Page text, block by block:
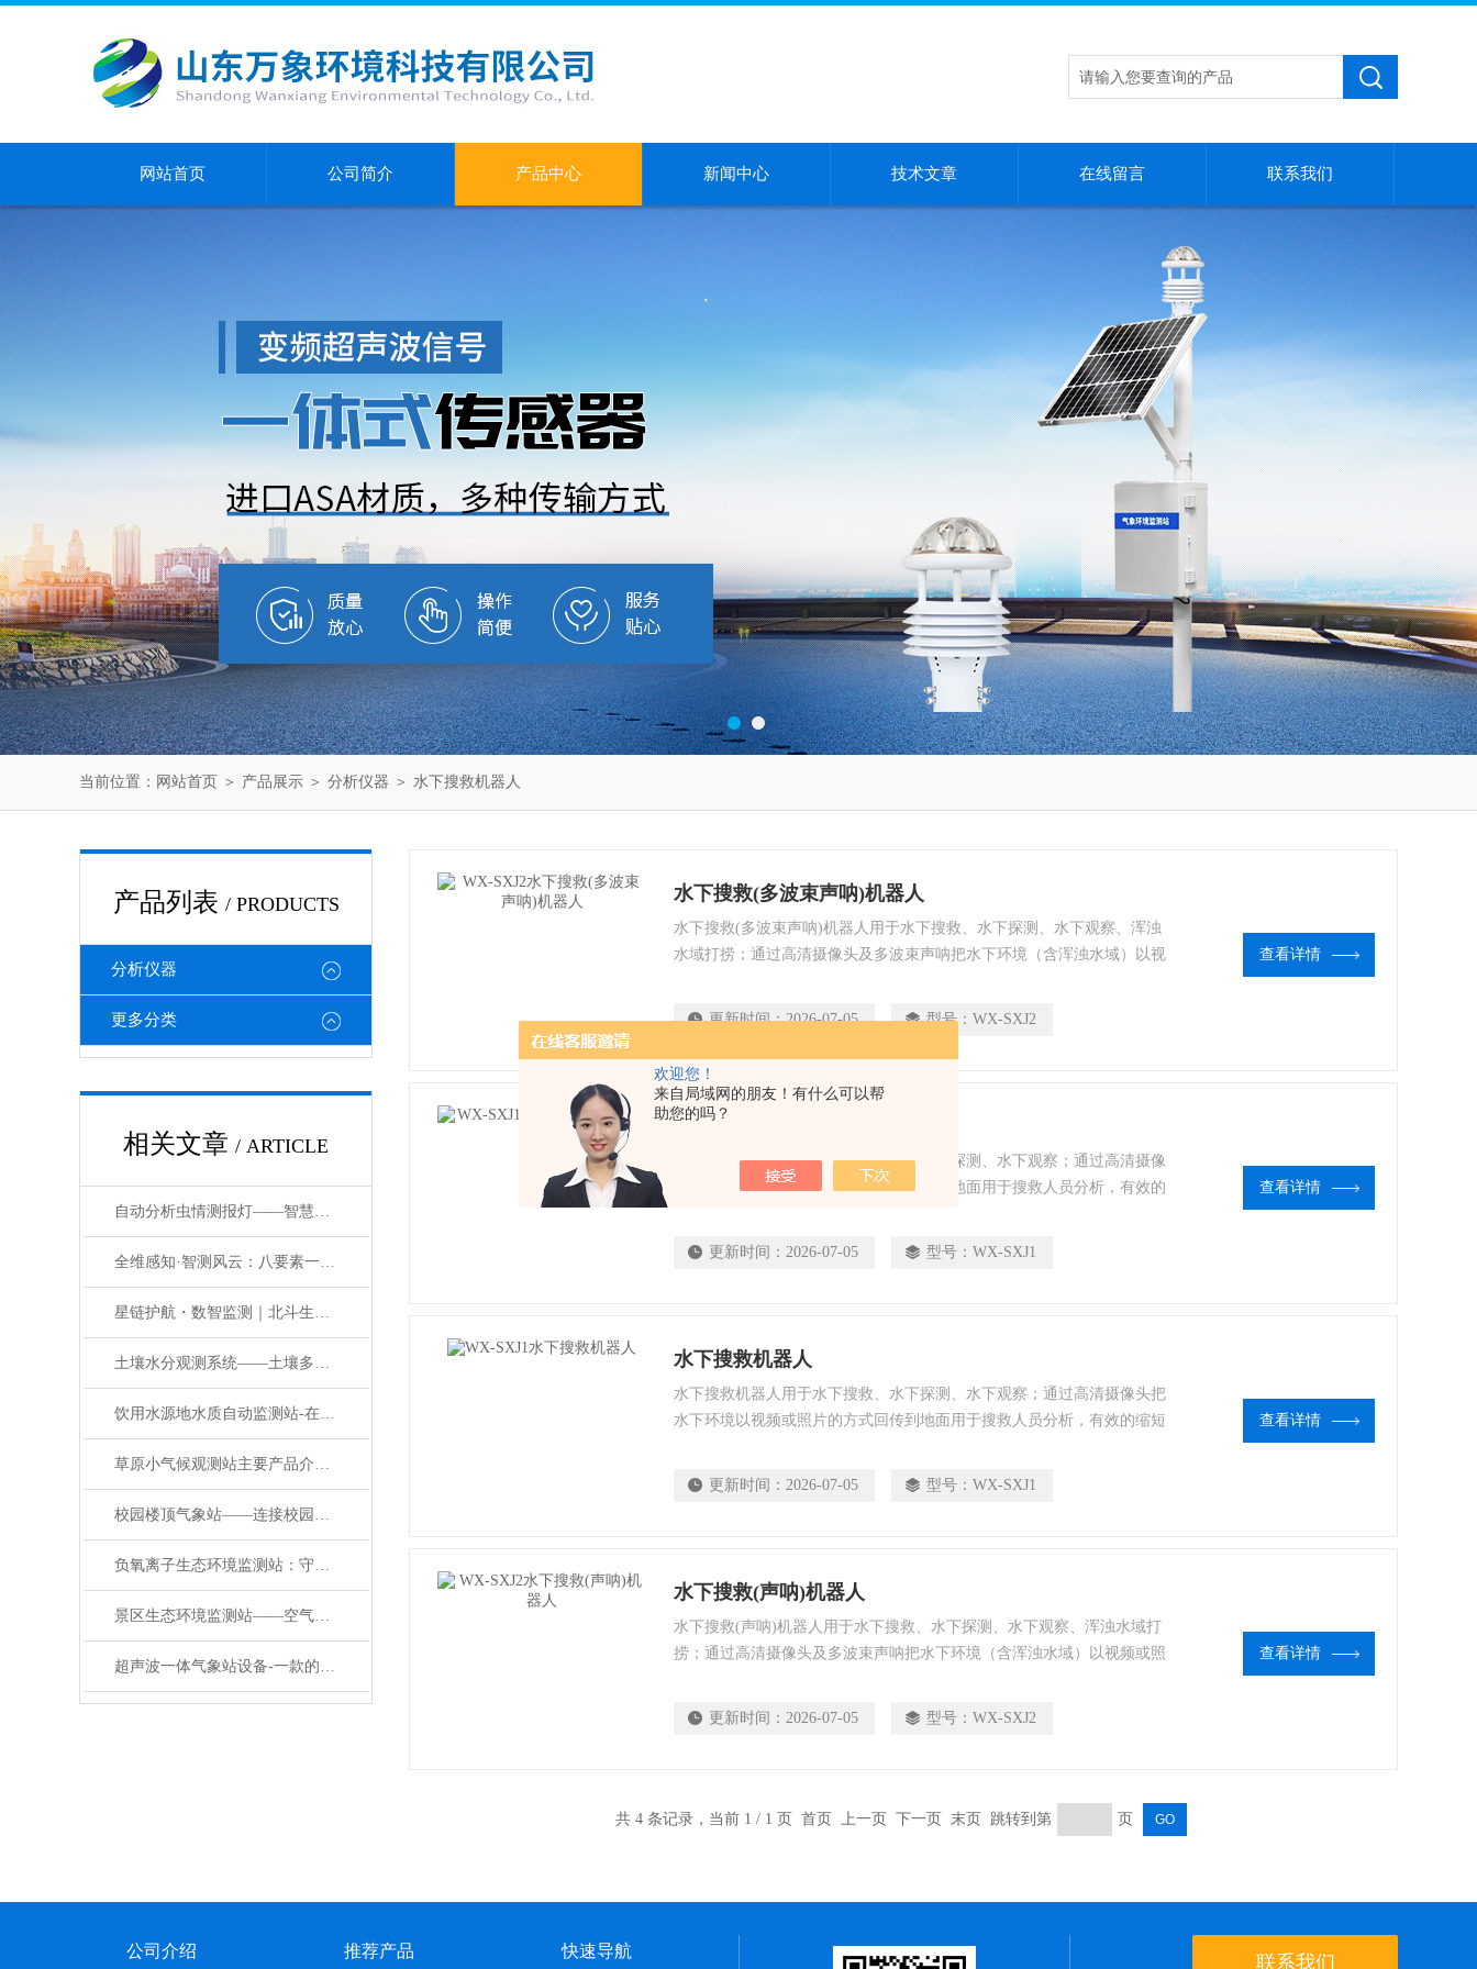
欢迎您！
来自局域网的朋友！有什么可以帮
助您的吗？
网站首页 公司简介 产品中心 新闻中心 技术文章 在线留言 联系我们
当前位置： 网站首页 ＞ 产品展示 ＞ 分析仪器 ＞ 水下搜救机器人
产品列表 / PRODUCTS
分析仪器
更多分类
相关文章 / ARTICLE
自动分析虫情测报灯——智慧虫情测报系统的实时数据传输机制
全维感知·智测风云：八要素一体式气象观测设备的硬核实力
星链护航・数智监测｜北斗生态自动化气象监测设备领导气象感知新变革
土壤水分观测系统——土壤多参数自动监测站：农田里的 “智能数据小站”
饮用水源地水质自动监测站-在线水质监测设备系统2025已更新‍
草原小气候观测站主要产品介绍，有哪些特点？
校园楼顶气象站——连接校园与社会桥梁的科普校园气象站系统#2024顺丰包邮
负氧离子生态环境监测站：守护空气品质的“隐形哨兵”
景区生态环境监测站——空气质量一目了然！一体化负氧离子监测站让您更安心
超声波一体气象站设备-一款的四平八稳的超声波气象站生产厂家#2023已更新
水下搜救(多波束声呐)机器人
水下搜救(多波束声呐)机器人用于水下搜救、水下探测、水下观察、浑浊
水域打捞；通过高清摄像头及多波束声呐把水下环境（含浑浊水域）以视
高搜救成功率；适用于大海、水库、江河、湖泊等各类水域。
更新时间：2026-07-05 型号： WX-SXJ2
查看详情
水下探测搜救机器人
水下探测搜救机器人用于水下搜救、水下探测、水下观察；通过高清摄像
头把水下环境以视频或照片的方式回传到地面用于搜救人员分析，有效的
更新时间： 2026-07-05 型号： WX-SXJ1
查看详情
水下搜救机器人
水下搜救机器人用于水下搜救、水下探测、水下观察；通过高清摄像头把
水下环境以视频或照片的方式回传到地面用于搜救人员分析，有效的缩短
更新时间： 2026-07-05 型号： WX-SXJ1
查看详情
水下搜救(声呐)机器人
水下搜救(声呐)机器人用于水下搜救、水下探测、水下观察、浑浊水域打
捞；通过高清摄像头及多波束声呐把水下环境（含浑浊水域）以视频或照
成功率；适用于大海、水库、江河、湖泊等各类水域。
更新时间： 2026-07-05 型号： WX-SXJ2
查看详情
共 4 条记录，当前 1 / 1 页 首页 上一页 下一页 末页 跳转到第 页
公司介绍 推荐产品 快速导航
联系我们